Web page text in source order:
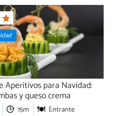
Aperitivos para Navidad:
y queso crema
15m Entrante